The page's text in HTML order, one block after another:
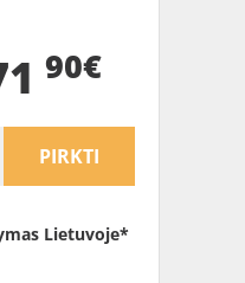
90€
PIRKTI
Lietuvoje*